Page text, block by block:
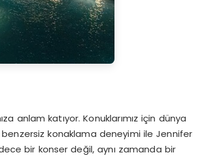
anlam katıyor. Konuklarımız için dünya
konaklama deneyimi ile Jennifer
bir konser değil, aynı zamanda bir